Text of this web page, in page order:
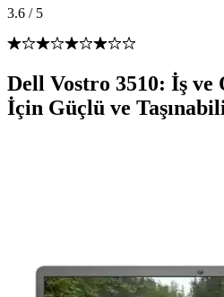
3.6 / 5
Dell Vostro 3510: İş ve
İçin Güçlü ve